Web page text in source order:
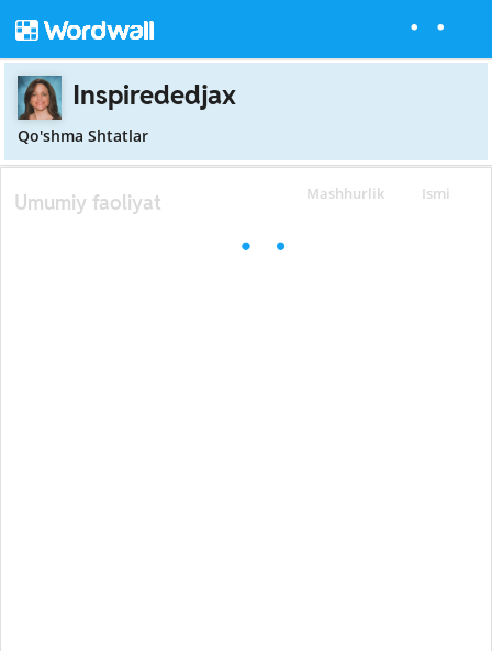
Inspirededjax
Qo'shma Shtatlar
Mashhurlik Ismi
Umumiy faoliyat